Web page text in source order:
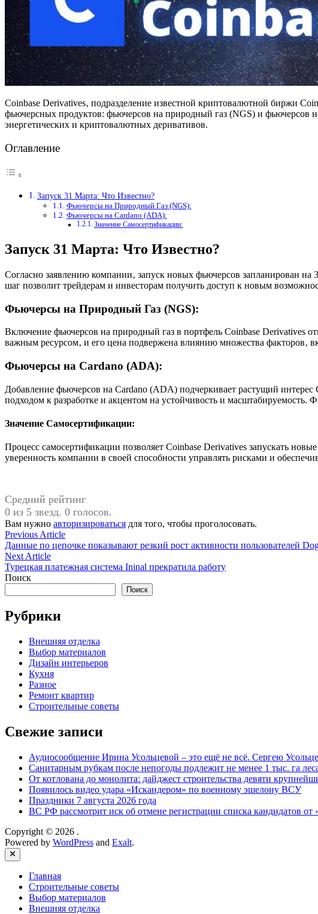
Coinbase Derivatives‚ подразделение известной криптовалютной биржи
фьючерсных продуктов: фьючерсов на природный газ (NGS) и фьючерсов
энергетических и криптовалютных деривативов.
Оглавление
Запуск 31 Марта: Что Известно?
Фьючерсы на Природный Газ (NGS):
Фьючерсы на Cardano (ADA):
Значение Самосертификации:
Запуск 31 Марта: Что Известно?
Согласно заявлению компании‚ запуск новых фьючерсов запланирован
шаг позволит трейдерам и инвесторам получить доступ к новым
Фьючерсы на Природный Газ (NGS):
Включение фьючерсов на природный газ в портфель Coinbase Derivatives
важным ресурсом‚ и его цена подвержена влиянию множества факторов‚
Фьючерсы на Cardano (ADA):
Добавление фьючерсов на Cardano (ADA) подчеркивает растущий
подходом к разработке и акцентом на устойчивость и
Значение Самосертификации:
Процесс самосертификации позволяет Coinbase Derivatives запускать
уверенность компании в своей способности управлять рисками и
Средний рейтинг
0 из 5 звезд. 0 голосов.
Вам нужно авторизироваться для того, чтобы проголосовать.
Навигация
по
записям
Previous ArticlePrevious
article:
Данные по цепочке показывают резкий рост активности пользователей
Next ArticleNext
article:
Турецкая платежная система Ininal прекратила работу
Поиск
Поиск
Рубрики
Внешняя отделка
Выбор материалов
Дизайн интерьеров
Кухня
Разное
Ремонт квартир
Строительные советы
Свежие записи
Аудиосообщение Ирина Усольцевой – это ещё не всё. Сергею
Санитарным рубкам после непогоды подлежит не менее 1 тыс. га
От котлована до монолита: дайджест строительства девяти
Появилось видео удара «Искандером» по военному эшелону ВСУ
Праздники 7 августа 2026 года
ВС РФ рассмотрит иск об отмене регистрации списка кандидатов
Copyright © 2026 .
Powered by WordPress and Exalt.
Close
Главная
Строительные советы
Выбор материалов
Внешняя отделка